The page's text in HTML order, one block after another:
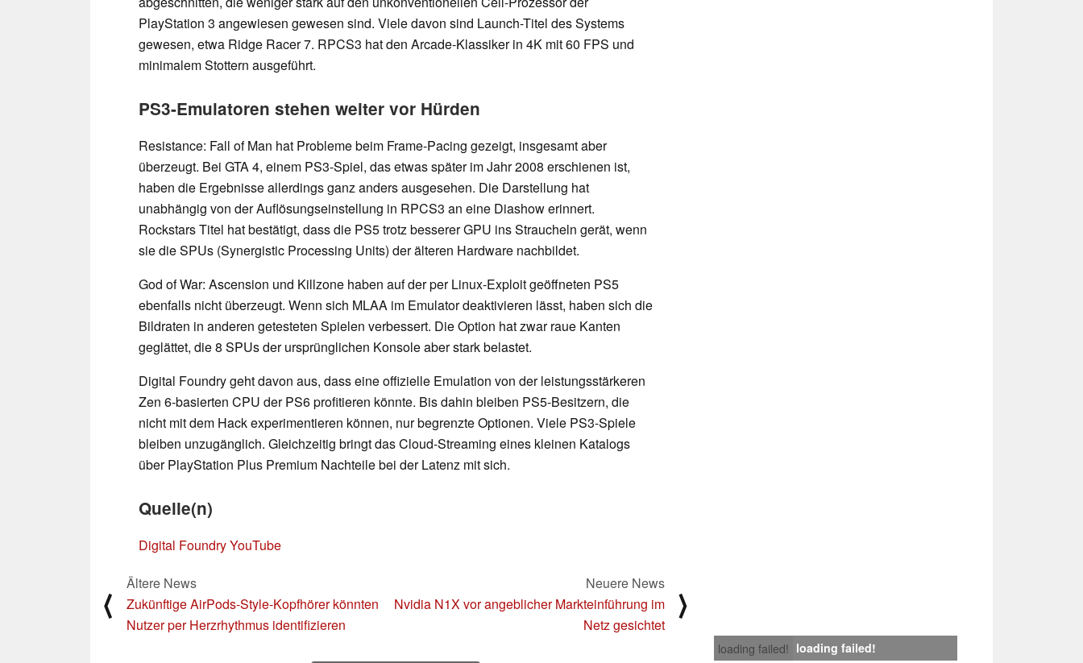
PlayStation 3 angewiesen gewesen sind. Viele davon sind Launch-Titel des Systems
gewesen, etwa Ridge Racer 7. RPCS3 hat den Arcade-Klassiker in 4K mit 60 FPS und
minimalem Stottern ausgeführt.
PS3-Emulatoren stehen weiter vor Hürden
Resistance: Fall of Man hat Probleme beim Frame-Pacing gezeigt, insgesamt aber
überzeugt. Bei GTA 4, einem PS3-Spiel, das etwas später im Jahr 2008 erschienen ist,
haben die Ergebnisse allerdings ganz anders ausgesehen. Die Darstellung hat
unabhängig von der Auflösungseinstellung in RPCS3 an eine Diashow erinnert.
Rockstars Titel hat bestätigt, dass die PS5 trotz besserer GPU ins Straucheln gerät, wenn
sie die SPUs (Synergistic Processing Units) der älteren Hardware nachbildet.
God of War: Ascension und Killzone haben auf der per Linux-Exploit geöffneten PS5
ebenfalls nicht überzeugt. Wenn sich MLAA im Emulator deaktivieren lässt, haben sich die
Bildraten in anderen getesteten Spielen verbessert. Die Option hat zwar raue Kanten
geglättet, die 8 SPUs der ursprünglichen Konsole aber stark belastet.
Digital Foundry geht davon aus, dass eine offizielle Emulation von der leistungsstärkeren
Zen 6-basierten CPU der PS6 profitieren könnte. Bis dahin bleiben PS5-Besitzern, die
nicht mit dem Hack experimentieren können, nur begrenzte Optionen. Viele PS3-Spiele
bleiben unzugänglich. Gleichzeitig bringt das Cloud-Streaming eines kleinen Katalogs
über PlayStation Plus Premium Nachteile bei der Latenz mit sich.
Quelle(n)
Digital Foundry YouTube
⟨
Ältere News
Zukünftige AirPods-Style-Kopfhörer könnten
Nutzer per Herzrhythmus identifizieren
Neuere News
Nvidia N1X vor angeblicher Markteinführung im
Netz gesichtet
⟩
loading failed! loading failed!